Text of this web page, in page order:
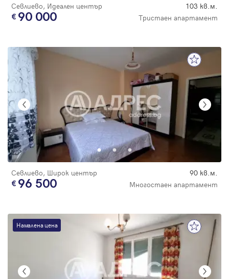
Севлиево, Идеален център 103 кв.м.
90 000 Тристаен апартамент
Севлиево, Широк център 90 кв.м.
96 500 Многостаен апартамент
Намалена цена